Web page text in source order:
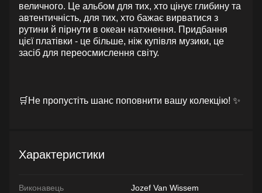
величного. Це альбом для тих, хто цінує глибину та
автентичність, для тих, хто бажає вирватися з
рутини й пірнути в океан натхнення. Придбання
цієї платівки - це більше, ніж купівля музики, це
засіб для переосмислення світу.
🛒Не пропустіть шанс поповнити вашу колекцію! ✨
Характеристики
Виконавець Jozef Van Wissem